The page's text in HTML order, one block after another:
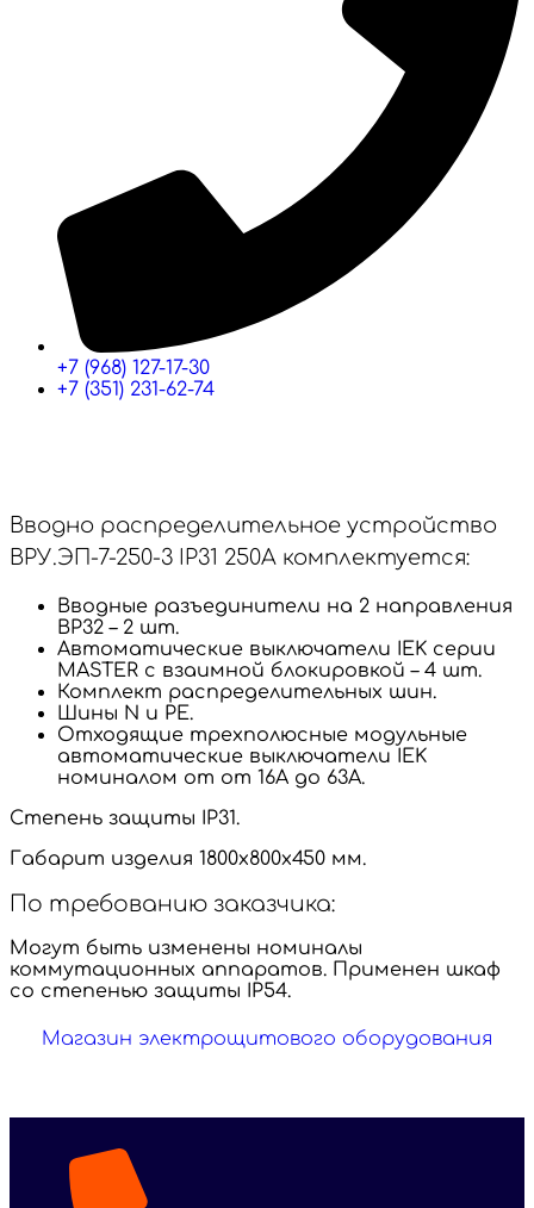
+7 (968) 127-17-30
+7 (351) 231-62-74
Вводно распределительное устройство
ВРУ.ЭП-7-250-3 IP31 250А комплектуется:
Вводные разъединители на 2 направления
ВР32 – 2 шт.
Автоматические выключатели IEK серии
MASTER с взаимной блокировкой – 4 шт.
Комплект распределительных шин.
Шины N и PE.
Отходящие трехполюсные модульные
автоматические выключатели IEK
номиналом от от 16А до 63А.
Степень защиты IP31.
Габарит изделия 1800х800х450 мм.
По требованию заказчика:
Могут быть изменены номиналы
коммутационных аппаратов. Применен шкаф
со степенью защиты IP54.
Магазин электрощитового оборудования